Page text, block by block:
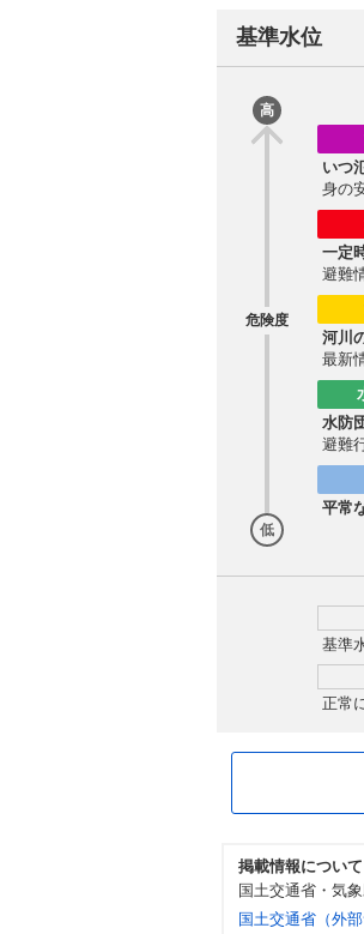
基準水位
高
危険度
低
いつ
身の
一定
避難
河川
最新
水防
避難
平常
基準
正常
掲載情報について
国土交通省・気
国土交通省（外部